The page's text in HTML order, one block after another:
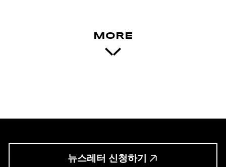
MORE
뉴스레터 신청하기